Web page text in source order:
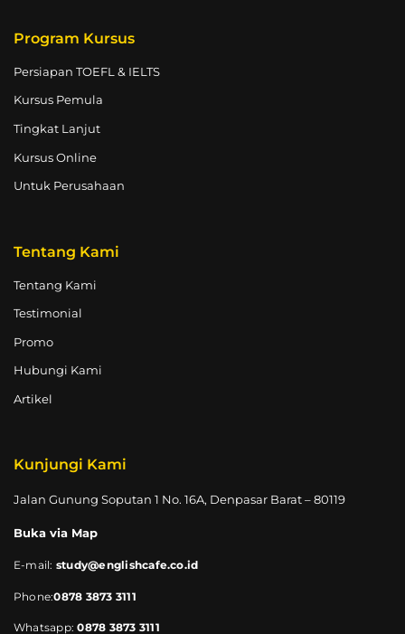
Program Kursus
Persiapan TOEFL & IELTS
Kursus Pemula
Tingkat Lanjut
Kursus Online
Untuk Perusahaan
Tentang Kami
Tentang Kami
Testimonial
Promo
Hubungi Kami
Artikel
Kunjungi Kami
Jalan Gunung Soputan 1 No. 16A, Denpasar Barat – 80119
Buka via Map
E-mail: study@englishcafe.co.id
Phone:0878 3873 3111
Whatsapp:0878 3873 3111